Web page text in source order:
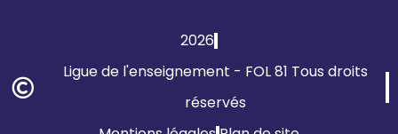
2026
Ligue de l'enseignement - FOL 81 Tous droits
réservés